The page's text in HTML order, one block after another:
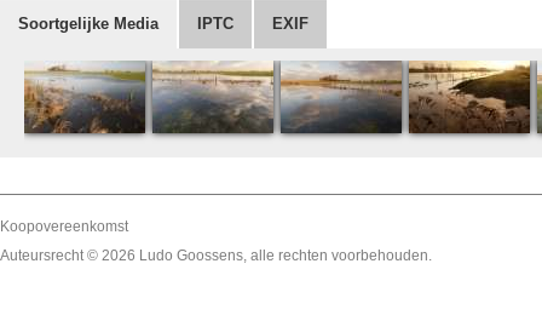
Soortgelijke Media IPTC EXIF
Koopovereenkomst
Auteursrecht © 2026 Ludo Goossens, alle rechten voorbehouden.